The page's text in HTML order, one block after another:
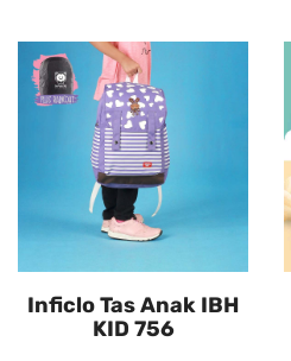
Inficlo Tas Anak IBH
KID 756